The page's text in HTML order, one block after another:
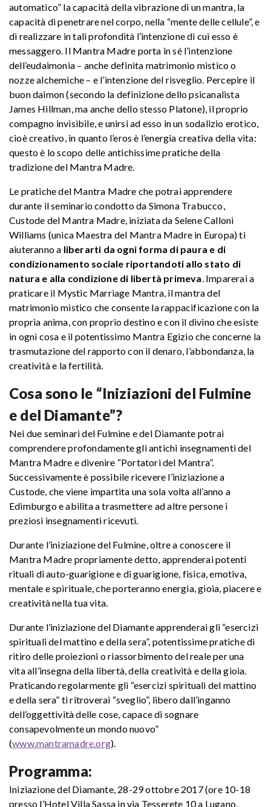
automatico” la capacità della vibrazione di un mantra, la
capacità di penetrare nel corpo, nella “mente delle cellule”, e
di realizzare in tali profondità l’intenzione di cui esso è
messaggero. Il Mantra Madre porta in sé l’intenzione
dell’eudaimonia – anche definita matrimonio mistico o
nozze alchemiche – e l’intenzione del risveglio. Percepire il
buon daimon (secondo la definizione dello psicanalista
James Hillman, ma anche dello stesso Platone), il proprio
compagno invisibile, e unirsi ad esso in un sodalizio erotico,
cioè creativo, in quanto l’eros è l’energia creativa della vita:
questo è lo scopo delle antichissime pratiche della
tradizione del Mantra Madre.
Le pratiche del Mantra Madre che potrai apprendere
durante il seminario condotto da Simona Trabucco,
Custode del Mantra Madre, iniziata da Selene Calloni
Williams (unica Maestra del Mantra Madre in Europa) ti
aiuteranno a liberarti da ogni forma di paura e di
condizionamento sociale riportandoti allo stato di
natura e alla condizione di libertà primeva. Imparerai a
praticare il Mystic Marriage Mantra, il mantra del
matrimonio mistico che consente la rappacificazione con la
propria anima, con proprio destino e con il divino che esiste
in ogni cosa e il potentissimo Mantra Egizio che concerne la
trasmutazione del rapporto con il denaro, l’abbondanza, la
creatività e la fertilità.
Cosa sono le “Iniziazioni del Fulmine
e del Diamante”?
Nei due seminari del Fulmine e del Diamante potrai
comprendere profondamente gli antichi insegnamenti del
Mantra Madre e divenire “Portatori del Mantra”.
Successivamente è possibile ricevere l’iniziazione a
Custode, che viene impartita una sola volta all’anno a
Edimburgo e abilita a trasmettere ad altre persone i
preziosi insegnamenti ricevuti.
Durante l’iniziazione del Fulmine, oltre a conoscere il
Mantra Madre propriamente detto, apprenderai potenti
rituali di auto-guarigione e di guarigione, fisica, emotiva,
mentale e spirituale, che porteranno energia, gioia, piacere e
creatività nella tua vita.
Durante l’iniziazione del Diamante apprenderai gli “esercizi
spirituali del mattino e della sera”, potentissime pratiche di
ritiro delle proiezioni o riassorbimento del reale per una
vita all’insegna della libertà, della creatività e della gioia.
Praticando regolarmente gli “esercizi spirituali del mattino
e della sera” ti ritroverai “sveglio”, libero dall’inganno
dell’oggettività delle cose, capace di sognare
consapevolmente un mondo nuovo”
(www.mantramadre.org).
Programma:
Iniziazione del Diamante, 28-29 ottobre 2017 (ore 10-18
presso l’Hotel Villa Sassa in via Tesserete 10 a Lugano,